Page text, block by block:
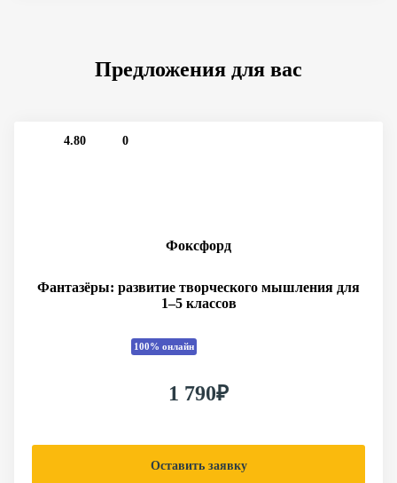
Предложения для вас
4.80 0
Фоксфорд
Фантазёры: развитие творческого мышления для
1–5 классов
100% онлайн
1 790₽
Оставить заявку